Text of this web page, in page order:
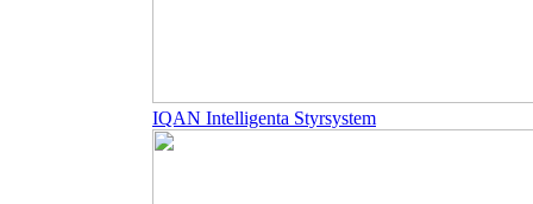
IQAN Intelligenta Styrsystem